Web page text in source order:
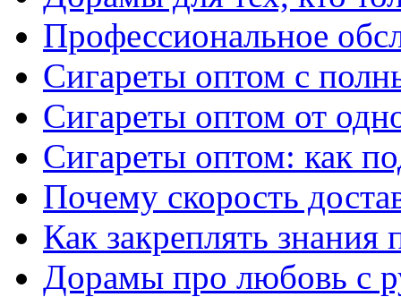
Профессиональное
Сигареты оптом с
Сигареты оптом от
Сигареты оптом: как
Почему скорость
Как закреплять знания
Дорамы про любовь с